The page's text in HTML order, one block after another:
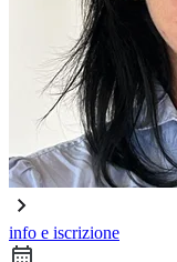
info e iscrizione